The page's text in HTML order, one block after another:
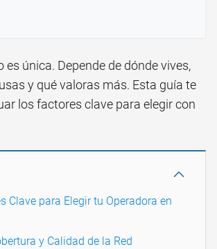
es única. Depende de dónde vives,
y qué valoras más. Esta guía te
los factores clave para elegir con
Clave para Elegir tu Operadora en
y Calidad de la Red